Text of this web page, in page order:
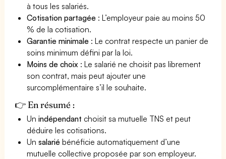
à tous les salariés.
Cotisation partagée : L’employeur paie au moins 50
% de la cotisation.
Garantie minimale : Le contrat respecte un panier de
soins minimum défini par la loi.
Moins de choix : Le salarié ne choisit pas librement
son contrat, mais peut ajouter une
surcomplémentaire s’il le souhaite.
👉 En résumé :
Unindépendant choisit sa mutuelle TNS et peut
déduire les cotisations.
Unsalarié bénéficie automatiquement d’une
mutuelle collective proposée par son employeur.